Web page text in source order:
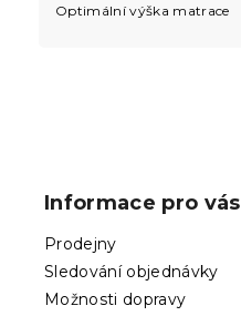
Optimální výška matrace
Informace pro vás
Prodejny
Sledování objednávky
Možnosti dopravy